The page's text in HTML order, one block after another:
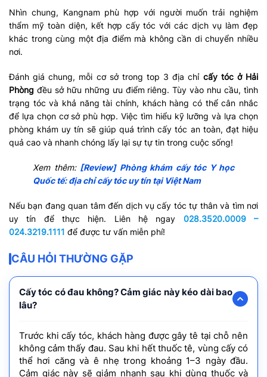
Nhìn chung, Kangnam phù hợp với người muốn trải nghiệm
thẩm mỹ toàn diện, kết hợp cấy tóc với các dịch vụ làm đẹp
khác trong cùng một địa điểm mà không cần di chuyển nhiều
nơi.
Đánh giá chung, mỗi cơ sở trong top 3 địa chỉ cấy tóc ở Hải
Phòng đều sở hữu những ưu điểm riêng. Tùy vào nhu cầu, tình
trạng tóc và khả năng tài chính, khách hàng có thể cân nhắc
để lựa chọn cơ sở phù hợp. Việc tìm hiểu kỹ lưỡng và lựa chọn
phòng khám uy tín sẽ giúp quá trình cấy tóc an toàn, đạt hiệu
quả cao và nhanh chóng lấy lại sự tự tin trong cuộc sống!
Xem thêm: [Review] Phòng khám cấy tóc Y học
Quốc tế: địa chỉ cấy tóc uy tín tại Việt Nam
Nếu bạn đang quan tâm đến dịch vụ cấy tóc tự thân và tìm nơi
uy tín để thực hiện. Liên hệ ngay 028.3520.0009 –
024.3219.1111 để được tư vấn miễn phí!
CÂU HỎI THƯỜNG GẶP
Cấy tóc có đau không? Cảm giác này kéo dài bao
lâu?
Trước khi cấy tóc, khách hàng được gây tê tại chỗ nên
không cảm thấy đau. Sau khi hết thuốc tê, vùng cấy có
thể hơi căng và ê nhẹ trong khoảng 1–3 ngày đầu.
Cảm giác này sẽ giảm nhanh sau khi dùng thuốc và